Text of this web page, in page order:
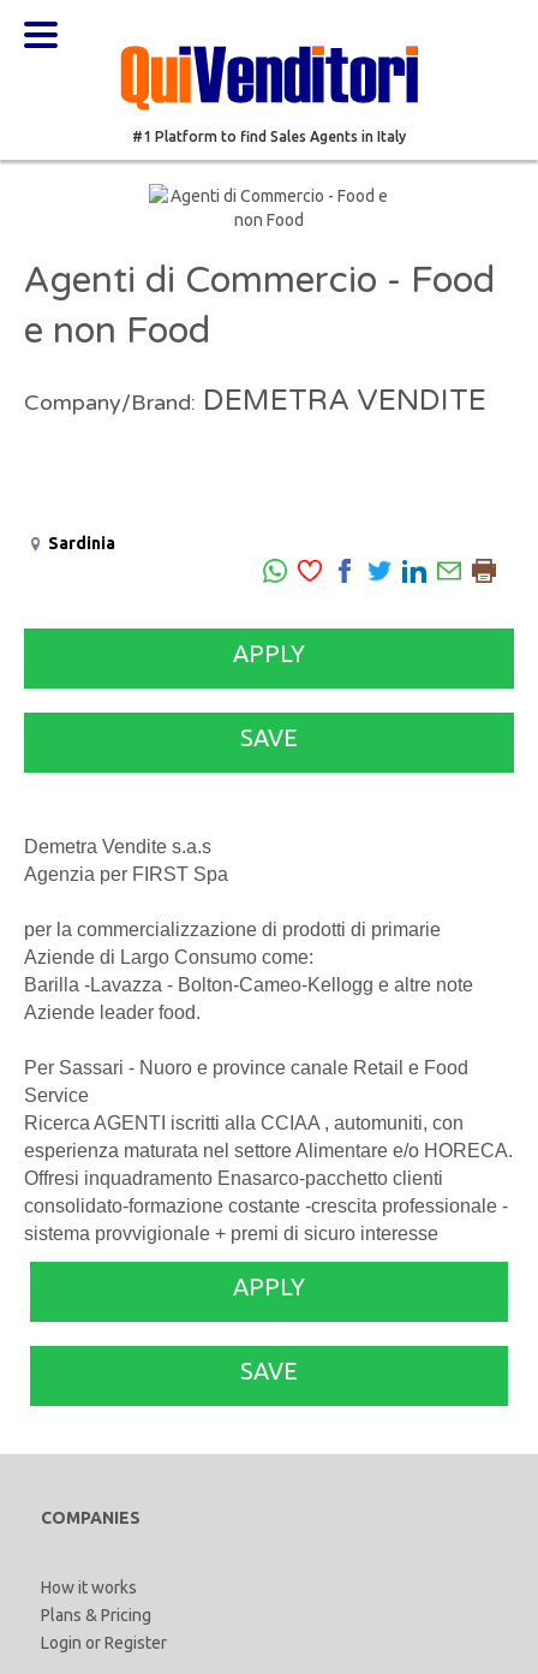
#1 Platform to find Sales Agents in Italy
Agenti di Commercio - Food
e non Food
Company/Brand: DEMETRA VENDITE
Sardinia
APPLY
SAVE
Demetra Vendite s.a.s
Agenzia per FIRST Spa
per la commercializzazione di prodotti di primarie
Aziende di Largo Consumo come:
Barilla -Lavazza - Bolton-Cameo-Kellogg e altre note
Aziende leader food.
Per Sassari - Nuoro e province canale Retail e Food
Service
Ricerca AGENTI iscritti alla CCIAA , automuniti, con
esperienza maturata nel settore Alimentare e/o HORECA.
Offresi inquadramento Enasarco-pacchetto clienti
consolidato-formazione costante -crescita professionale -
sistema provvigionale + premi di sicuro interesse
APPLY
SAVE
COMPANIES
How it works
Plans & Pricing
Login orRegister